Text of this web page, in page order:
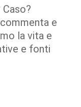
Caso?
e
la vita e
e fonti